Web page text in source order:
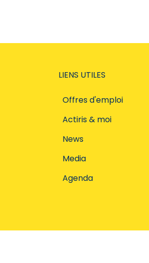
LIENS UTILES
Offres d'emploi
Actiris & moi
News
Media
Agenda